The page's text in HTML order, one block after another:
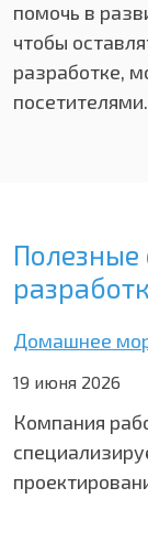
помочь в
чтобы
разработке,
посетителями.
Полезные
Домашнее
19 июня 2026
Компания